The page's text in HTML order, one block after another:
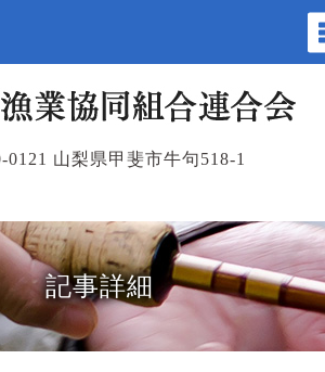
0121 山梨県甲斐市牛句518-1
記事詳細